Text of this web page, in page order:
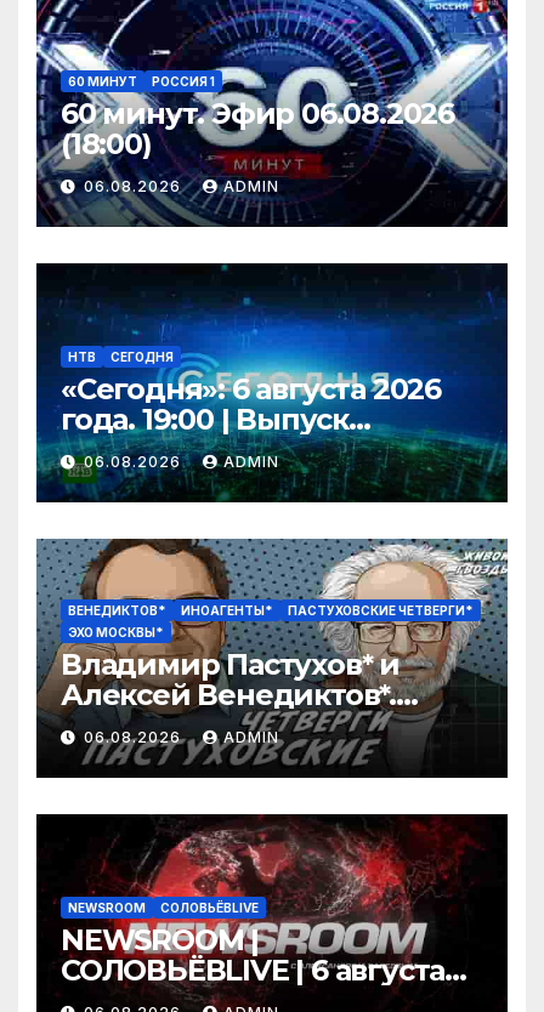
60 МИНУТ РОССИЯ 1
60 минут. Эфир 06.08.2026
(18:00)
06.08.2026 ADMIN
НТВ СЕГОДНЯ
«Сегодня»: 6 августа 2026
года. 19:00 | Выпуск
новостей | Новости НТВ
06.08.2026 ADMIN
ВЕНЕДИКТОВ* ИНОАГЕНТЫ*
ПАСТУХОВСКИЕ ЧЕТВЕРГИ*
ЭХО МОСКВЫ*
Владимир Пастухов* и
Алексей Венедиктов*.
Пастуховские четверги /
06.08.26
06.08.2026 ADMIN
NEWSROOM СОЛОВЬЁВLIVE
NEWSROOM |
СОЛОВЬЁВLIVE | 6 августа
2026 года